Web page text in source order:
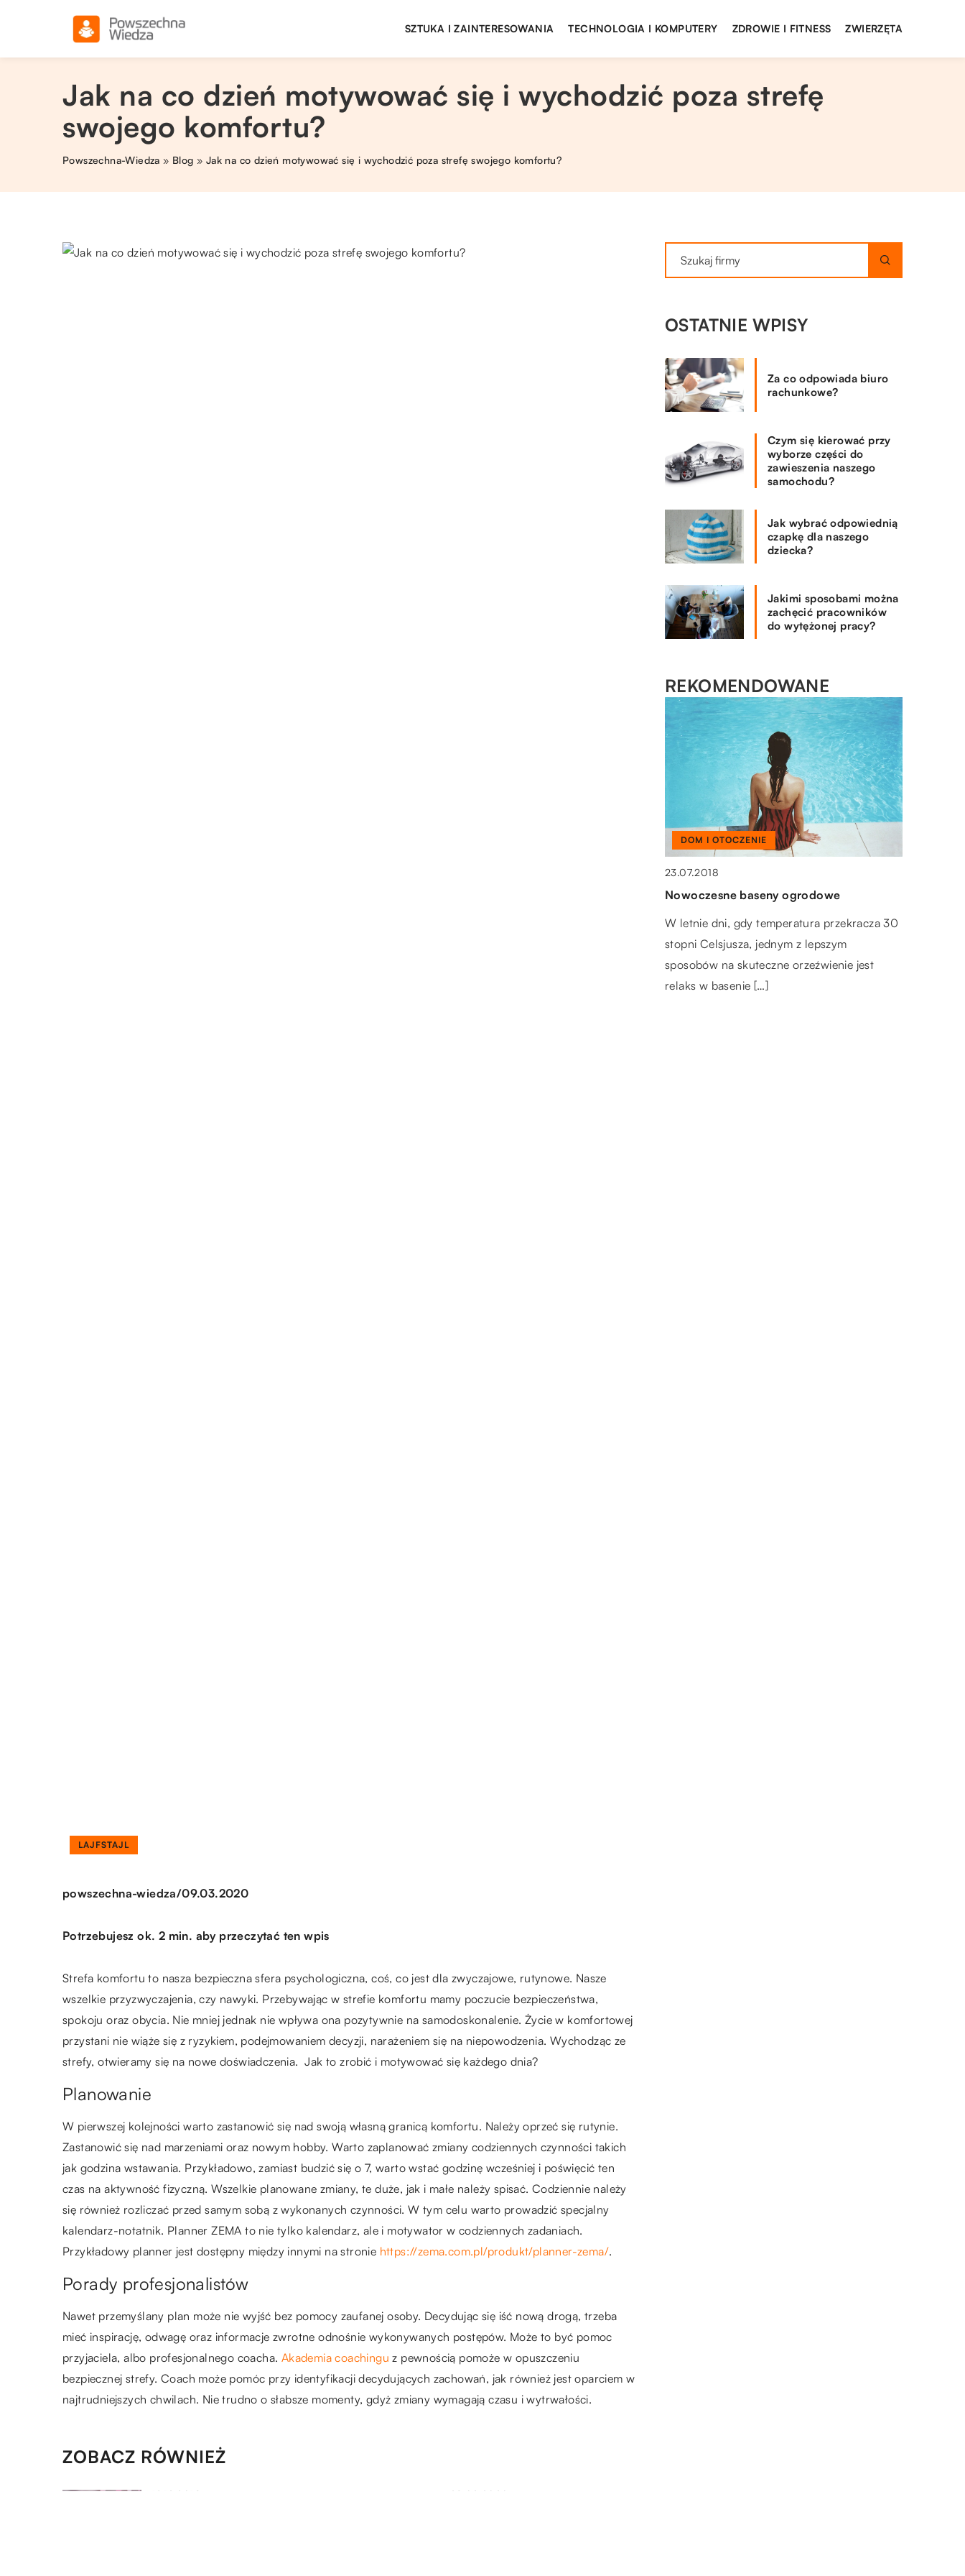
SZTUKA I ZAINTERESOWANIA TECHNOLOGIA I KOMPUTERY ZDROWIE I FITNESS ZWIERZĘTA
Jak na co dzień motywować się i wychodzić poza strefę
swojego komfortu?
Powszechna-Wiedza » Blog » Jak na co dzień motywować się i wychodzić poza strefę swojego komfortu?
LAJFSTAJL
powszechna-wiedza/09.03.2020
Potrzebujesz ok. 2 min. aby przeczytać ten wpis
Strefa komfortu to nasza bezpieczna sfera psychologiczna, coś, co jest dla zwyczajowe, rutynowe. Nasze
wszelkie przyzwyczajenia, czy nawyki. Przebywając w strefie komfortu mamy poczucie bezpieczeństwa,
spokoju oraz obycia. Nie mniej jednak nie wpływa ona pozytywnie na samodoskonalenie. Życie w komfortowej
przystani nie wiąże się z ryzykiem, podejmowaniem decyzji, narażeniem się na niepowodzenia. Wychodząc ze
strefy, otwieramy się na nowe doświadczenia. Jak to zrobić i motywować się każdego dnia?
Planowanie
W pierwszej kolejności warto zastanowić się nad swoją własną granicą komfortu. Należy oprzeć się rutynie.
Zastanowić się nad marzeniami oraz nowym hobby. Warto zaplanować zmiany codziennych czynności takich
jak godzina wstawania. Przykładowo, zamiast budzić się o 7, warto wstać godzinę wcześniej i poświęcić ten
czas na aktywność fizyczną. Wszelkie planowane zmiany, te duże, jak i małe należy spisać. Codziennie należy
się również rozliczać przed samym sobą z wykonanych czynności. W tym celu warto prowadzić specjalny
kalendarz-notatnik. Planner ZEMA to nie tylko kalendarz, ale i motywator w codziennych zadaniach.
Przykładowy planner jest dostępny między innymi na stronie https://zema.com.pl/produkt/planner-zema/.
Porady profesjonalistów
Nawet przemyślany plan może nie wyjść bez pomocy zaufanej osoby. Decydując się iść nową drogą, trzeba
mieć inspirację, odwagę oraz informacje zwrotne odnośnie wykonywanych postępów. Może to być pomoc
przyjaciela, albo profesjonalnego coacha. Akademia coachingu z pewnością pomoże w opuszczeniu
bezpiecznej strefy. Coach może pomóc przy identyfikacji decydujących zachowań, jak również jest oparciem w
najtrudniejszych chwilach. Nie trudno o słabsze momenty, gdyż zmiany wymagają czasu i wytrwałości.
ZOBACZ RÓWNIEŻ
19.12.2018 28.02.2020
OSTATNIE WPISY
Za co odpowiada biuro
rachunkowe?
Czym się kierować przy
wyborze części do
zawieszenia naszego
samochodu?
Jak wybrać odpowiednią
czapkę dla naszego
dziecka?
Jakimi sposobami można
zachęcić pracowników
do wytężonej pracy?
REKOMENDOWANE
BUDOWLANKA
03.11.2020
Georadar – w jakim przypadku warto się
zdecydować na taką usługę?
Wykonywanie pomiarów i obrazowania
terenu, a także tego, co znajduje się pod nim,
mogą pełnić ważna rolę w bardzo wielu […]
DOM I OTOCZENIE
23.07.2018
Nowoczesne baseny ogrodowe
W letnie dni, gdy temperatura przekracza 30
stopni Celsjusza, jednym z lepszym
sposobów na skuteczne orzeźwienie jest
relaks w basenie […]